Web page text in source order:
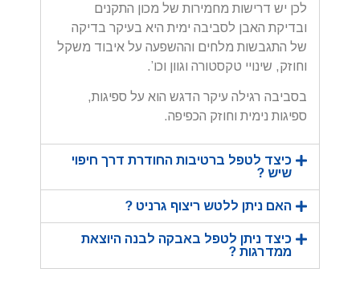
לכן יש דרישות מחמירות של מכון התקנים
ובדיקת האבן לסביבה ימית היא בעיקר בדיקה
של התגבשות מלחים וההשפעה על איבוד משקל
וחוזק, שינויי טקסטורה וגוון וכו’.
בסביבה רגילה עיקר הדגש הוא על ספיגות,
ספיגות נימית וחוזק הכפיפה.
כיצד לטפל ברטיבות החודרת דרך חיפוי
שיש ?
האם ניתן ללטש ריצוף גרניט ?
כיצד ניתן לטפל באבקה לבנה היוצאת
ממדרגות ?